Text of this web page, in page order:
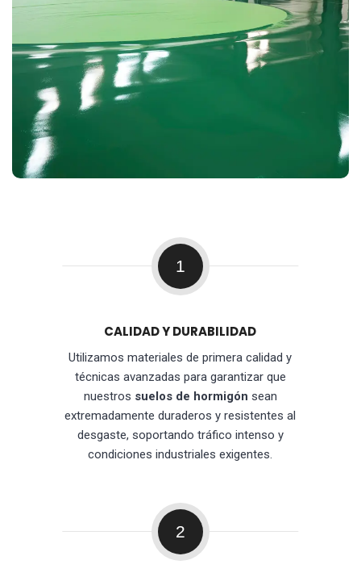
1
CALIDAD Y DURABILIDAD
Utilizamos materiales de primera calidad y
técnicas avanzadas para garantizar que
nuestros suelos de hormigón sean
extremadamente duraderos y resistentes al
desgaste, soportando tráfico intenso y
condiciones industriales exigentes.
2